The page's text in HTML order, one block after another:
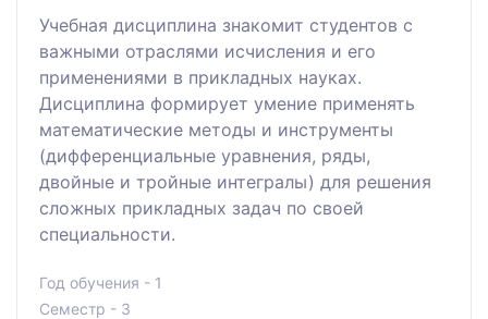
Учебная дисциплина знакомит студентов с
важными отраслями исчисления и его
применениями в прикладных науках.
Дисциплина формирует умение применять
математические методы и инструменты
(дифференциальные уравнения, ряды,
двойные и тройные интегралы) для решения
сложных прикладных задач по своей
специальности.
Год обучения - 1
Семестр - 3